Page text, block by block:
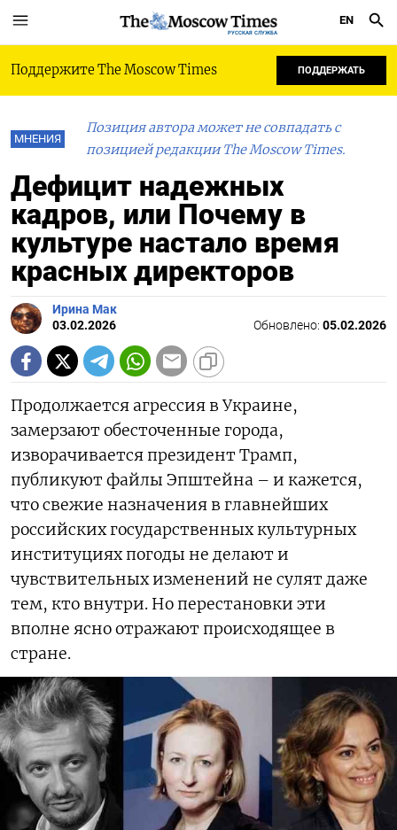
РУССКАЯ СЛУЖБА
EN
Поддержите The Moscow Times ПОДДЕРЖАТЬ
МНЕНИЯ
Позиция автора может не совпадать с
позицией редакции The Moscow Times.
Дефицит надежных
кадров, или Почему в
культуре настало время
красных директоров
Ирина Мак
03.02.2026
Обновлено: 05.02.2026
Продолжается агрессия в Украине,
замерзают обесточенные города,
изворачивается президент Трамп,
публикуют файлы Эпштейна – и кажется,
что свежие назначения в главнейших
российских государственных культурных
институциях погоды не делают и
чувствительных изменений не сулят даже
тем, кто внутри. Но перестановки эти
вполне ясно отражают происходящее в
стране.